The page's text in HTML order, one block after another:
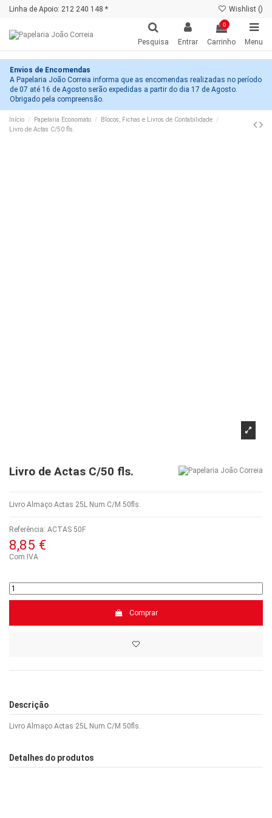
Linha de Apoio: 212 240 148 * Wishlist ()
Pesquisa Entrar
0
Carrinho Menu
Envios de Encomendas
A Papelaria João Correia informa que as encomendas realizadas no período
de 07 até 16 de Agosto serão expedidas a partir do dia 17 de Agosto.
Obrigado pela compreensão.
Início Papelaria Economato
Blocos, Fichas e Livros de Contabilidade
Livro de Actas C/50 fls.
Livro de Actas C/50 fls.
Livro Almaço Actas 25L Num.C/M 50fls.
Referência: ACTAS 50F
8,85 €
Com IVA
Comprar
Descrição
Livro Almaço Actas 25L Num.C/M 50fls.
Detalhes do produtos